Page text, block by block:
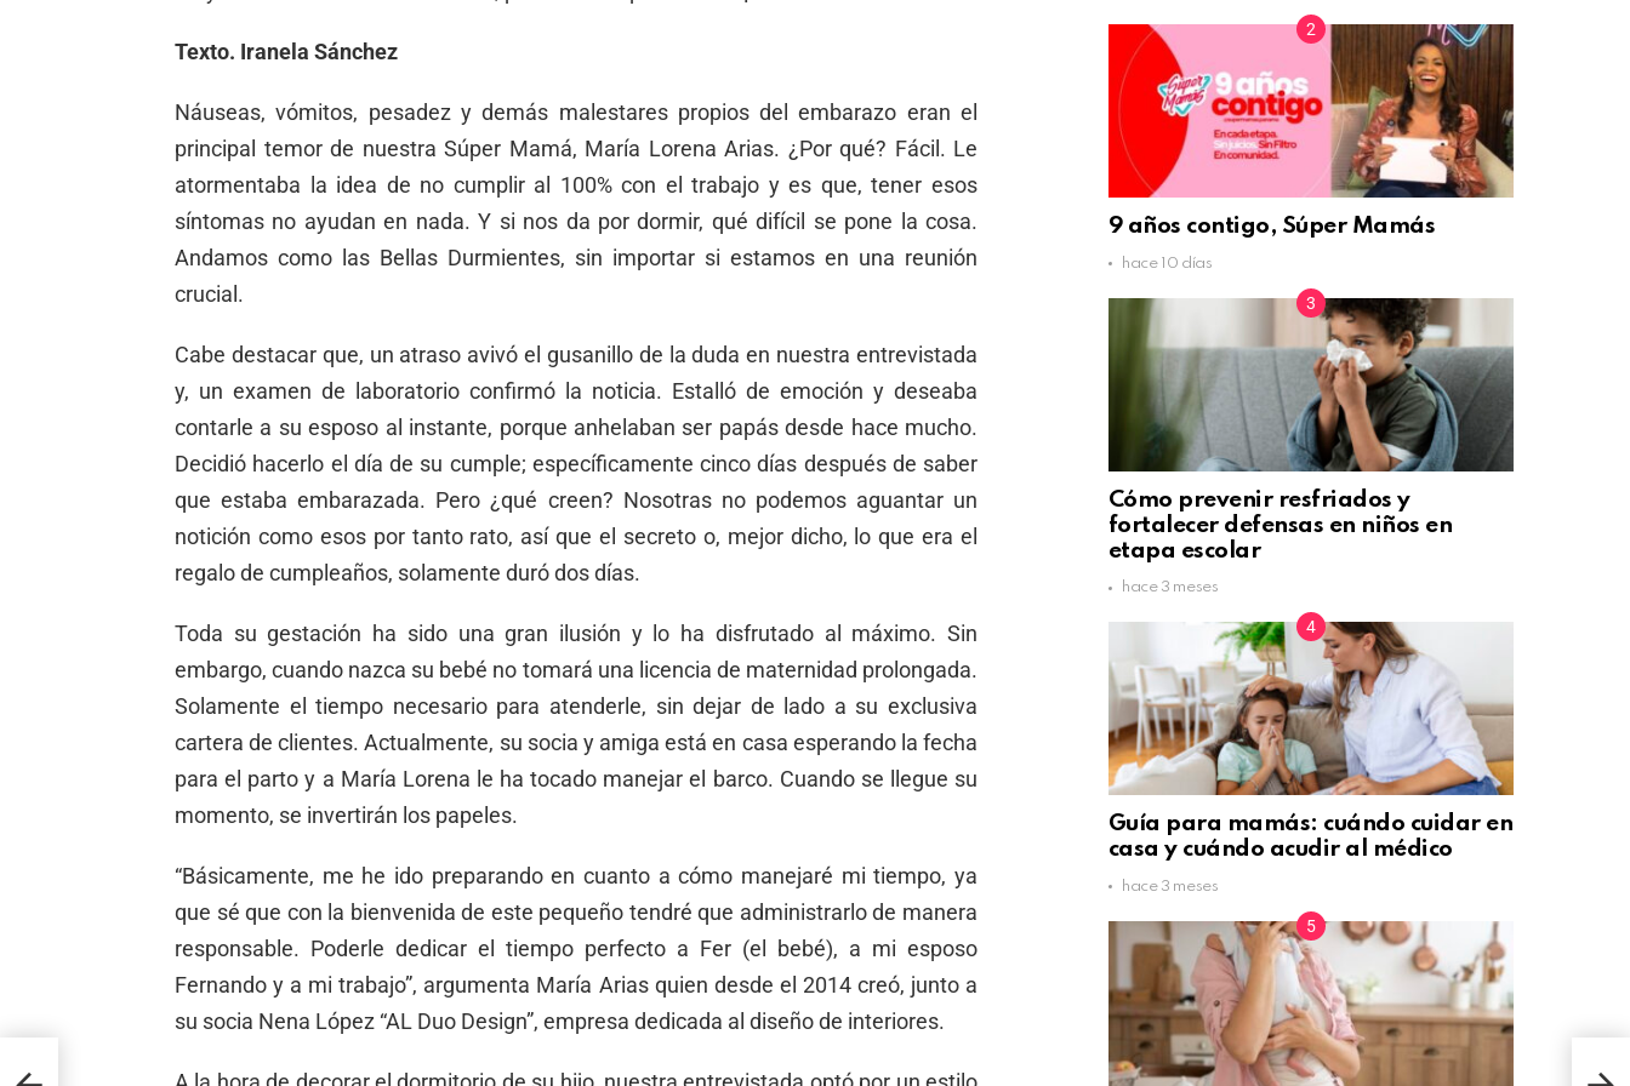
Texto. Iranela Sánchez
Náuseas, vómitos, pesadez y demás malestares propios del embarazo eran el
principal temor de nuestra Súper Mamá, María Lorena Arias. ¿Por qué? Fácil. Le
atormentaba la idea de no cumplir al 100% con el trabajo y es que, tener esos
síntomas no ayudan en nada. Y si nos da por dormir, qué difícil se pone la cosa.
Andamos como las Bellas Durmientes, sin importar si estamos en una reunión
crucial.
Cabe destacar que, un atraso avivó el gusanillo de la duda en nuestra entrevistada
y, un examen de laboratorio confirmó la noticia. Estalló de emoción y deseaba
contarle a su esposo al instante, porque anhelaban ser papás desde hace mucho.
Decidió hacerlo el día de su cumple; específicamente cinco días después de saber
que estaba embarazada. Pero ¿qué creen? Nosotras no podemos aguantar un
notición como esos por tanto rato, así que el secreto o, mejor dicho, lo que era el
regalo de cumpleaños, solamente duró dos días.
Toda su gestación ha sido una gran ilusión y lo ha disfrutado al máximo. Sin
embargo, cuando nazca su bebé no tomará una licencia de maternidad prolongada.
Solamente el tiempo necesario para atenderle, sin dejar de lado a su exclusiva
cartera de clientes. Actualmente, su socia y amiga está en casa esperando la fecha
para el parto y a María Lorena le ha tocado manejar el barco. Cuando se llegue su
momento, se invertirán los papeles.
“Básicamente, me he ido preparando en cuanto a cómo manejaré mi tiempo, ya
que sé que con la bienvenida de este pequeño tendré que administrarlo de manera
responsable. Poderle dedicar el tiempo perfecto a Fer (el bebé), a mi esposo
Fernando y a mi trabajo”, argumenta María Arias quien desde el 2014 creó, junto a
su socia Nena López “AL Duo Design”, empresa dedicada al diseño de interiores.
9 años contigo, Súper Mamás
hace 10 días
Cómo prevenir resfriados y
fortalecer defensas en niños en
etapa escolar
hace 3 meses
Guía para mamás: cuándo cuidar en
casa y cuándo acudir al médico
hace 3 meses